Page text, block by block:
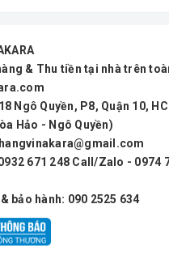
& Thu tiền tại nhà trên
Ngô Quyền, P8, Quận 10,
Hảo - Ngô Quyền)
671 248 Call/Zalo - 0974
bảo hành: 090 2525 634